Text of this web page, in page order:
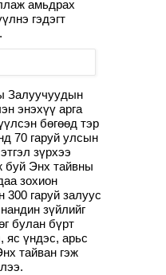
амьдрах
гэдэгт
Залуучуудын
энэхүү арга
бөгөөд тэр
70 гаруй улсын
зүрхээ
буй Энх тайвны
зохион
300 гаруй залуус
зүйлийг
булан бүрт
яс үндэс, арьс
тайван гэж